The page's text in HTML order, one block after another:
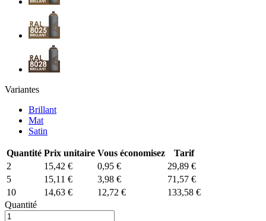
Variantes
Brillant
Mat
Satin
Quantité Prix unitaire Vous économisez
Tarif
2
15,42 € 0,95 €
29,89 €
5
15,11 € 3,98 €
71,57 €
10
14,63 € 12,72 €
133,58 €
Quantité